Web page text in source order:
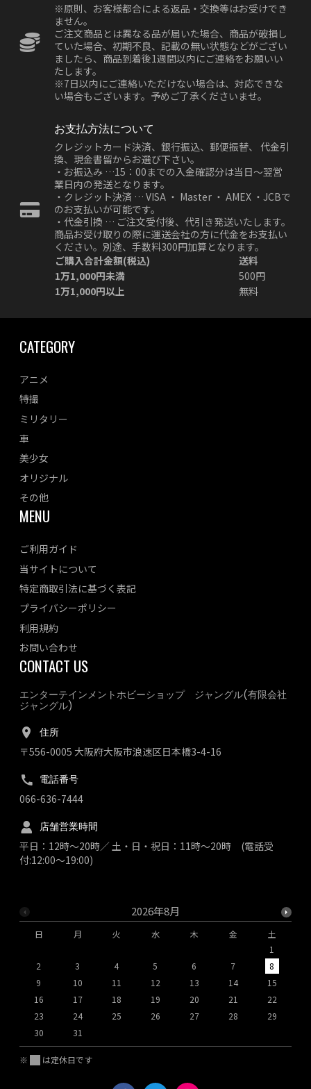
※原則、お客様都合による返品・交換等はお受けでき
ません。
ご注文商品とは異なる品が届いた場合、商品が破損し
ていた場合、初期不良、記載の無い状態などがござい
ましたら、商品到着後1週間以内にご連絡をお願いい
たします。
※7日以内にご連絡いただけない場合は、対応できな
い場合もございます。予めご了承くださいませ。
お支払方法について
クレジットカード決済、銀行振込、郵便振替、 代金引
換、現金書留からお選び下さい。
・お振込み …15：00までの入金確認分は当日～翌営
業日内の発送となります。
・クレジット決済 … VISA ・ Master ・ AMEX ・JCBで
のお支払いが可能です。
・代金引換 … ご注文受付後、代引き発送いたします。
商品お受け取りの際に運送会社の方に代金をお支払い
ください。別途、手数料300円加算となります。
ご購入合計金額(税込)
送料
1万1,000円未満
500円
1万1,000円以上
無料
2026年8月
日 月 火 水 木 金
土
1
2
3 4 5 6 7
8
9
10 11 12 13 14
15
16
17 18 19 20 21
22
23
24 25 26 27 28
29
30
31
※ は定休日です
CATEGORY
アニメ
特撮
ミリタリー
車
美少女
オリジナル
その他
MENU
ご利用ガイド
当サイトについて
特定商取引法に基づく表記
プライバシーポリシー
利用規約
お問い合わせ
CONTACT US
エンターテインメントホビーショップ ジャングル(有限会社
ジャングル)
住所
〒556-0005 大阪府大阪市浪速区日本橋3-4-16
電話番号
066-636-7444
店舗営業時間
平日：12時～20時／ 土・日・祝日：11時～20時 (電話受
付:12:00～19:00)